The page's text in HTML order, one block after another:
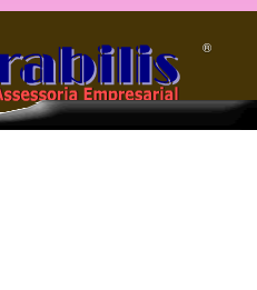
principal
®️